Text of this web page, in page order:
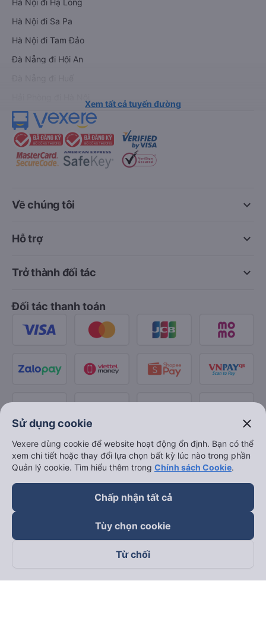
Hà Nội đi Hạ Long
Hà Nội đi Sa Pa
Hà Nội đi Tam Đảo
Đà Nẵng đi Hội An
Xem tất cả tuyến đường
keyboard_arrow_down
Về chúng tôi
keyboard_arrow_down
Hỗ trợ
keyboard_arrow_down
Trở thành đối tác
Đối tác thanh toán
Theo dõi chúng tôi trên
Sử dụng cookie close
Vexere dùng cookie để website hoạt động ổn định. Bạn có thể
xem chi tiết hoặc thay đổi lựa chọn bất kỳ lúc nào trong phần
Quản lý cookie. Tìm hiểu thêm trong Chính sách Cookie.
Chấp nhận tất cả
Tùy chọn cookie
Từ chối